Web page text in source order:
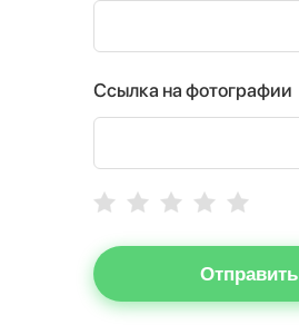
Ссылка на фотографии
Отправить